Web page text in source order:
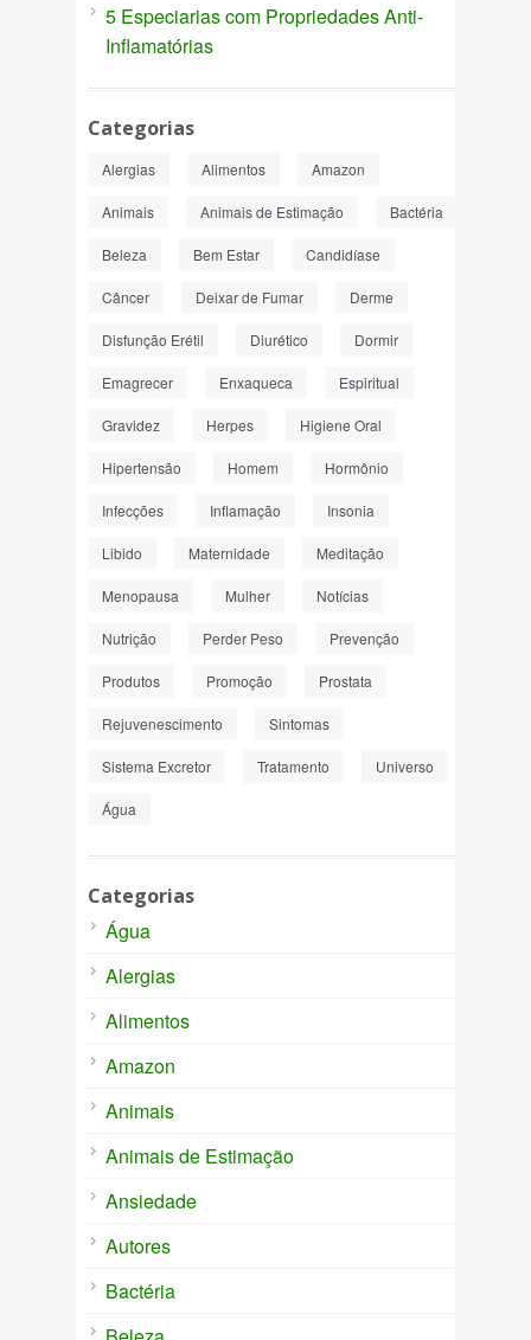
5 Especiarias com Propriedades Anti-
Inflamatórias
Categorias
Alergias Alimentos Amazon
Animais Animais de Estimação Bactéria
Beleza Bem Estar Candidíase
Câncer Deixar de Fumar Derme
Disfunção Erétil Diurético Dormir
Emagrecer Enxaqueca Espiritual
Gravidez Herpes Higiene Oral
Hipertensão Homem Hormônio
Infecções Inflamação Insonia
Libido Maternidade Meditação
Menopausa Mulher Notícias
Nutrição Perder Peso Prevenção
Produtos Promoção Prostata
Rejuvenescimento Sintomas
Sistema Excretor Tratamento Universo
Água
Categorias
Água
Alergias
Alimentos
Amazon
Animais
Animais de Estimação
Ansiedade
Autores
Bactéria